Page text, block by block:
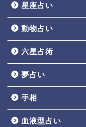
星座占い
動物占い
六星占術
夢占い
手相
血液型占い